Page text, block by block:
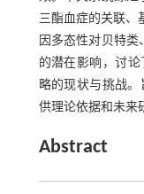
三酯血症的关联、
因多态性对贝特类
的潜在影响，讨
略的现状与挑战。
供理论依据和未来
Abstract